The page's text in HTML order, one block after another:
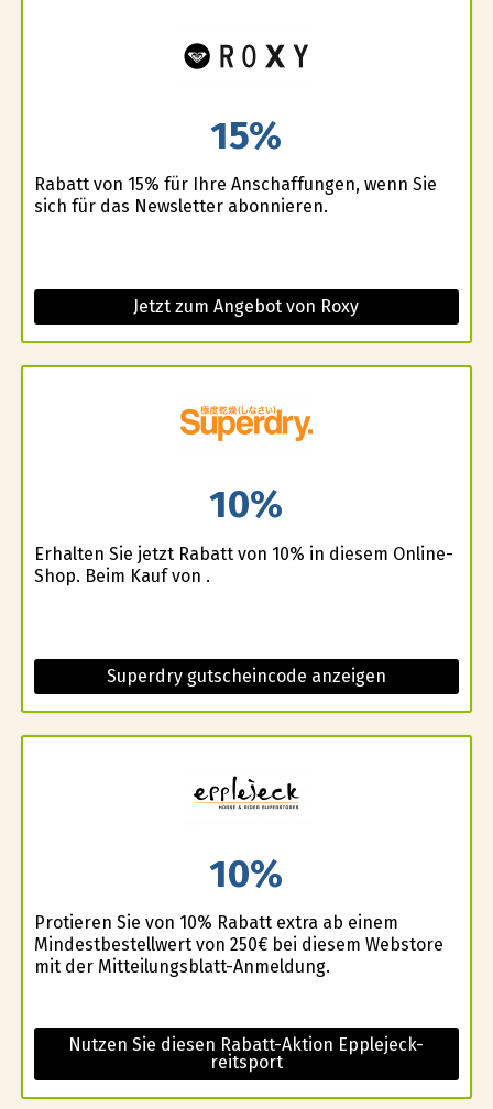
15%
Rabatt von 15% für Ihre Anschaffungen, wenn Sie
sich für das Newsletter abonnieren.
Jetzt zum Angebot von Roxy
10%
Erhalten Sie jetzt Rabatt von 10% in diesem Online-
Shop. Beim Kauf von .
Superdry gutscheincode anzeigen
10%
Profitieren Sie von 10% Rabatt extra ab einem
Mindestbestellwert von 250€ bei diesem Webstore
mit der Mitteilungsblatt-Anmeldung.
Nutzen Sie diesen Rabatt-Aktion Epplejeck-
reitsport